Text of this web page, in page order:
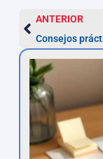
ANTERIOR